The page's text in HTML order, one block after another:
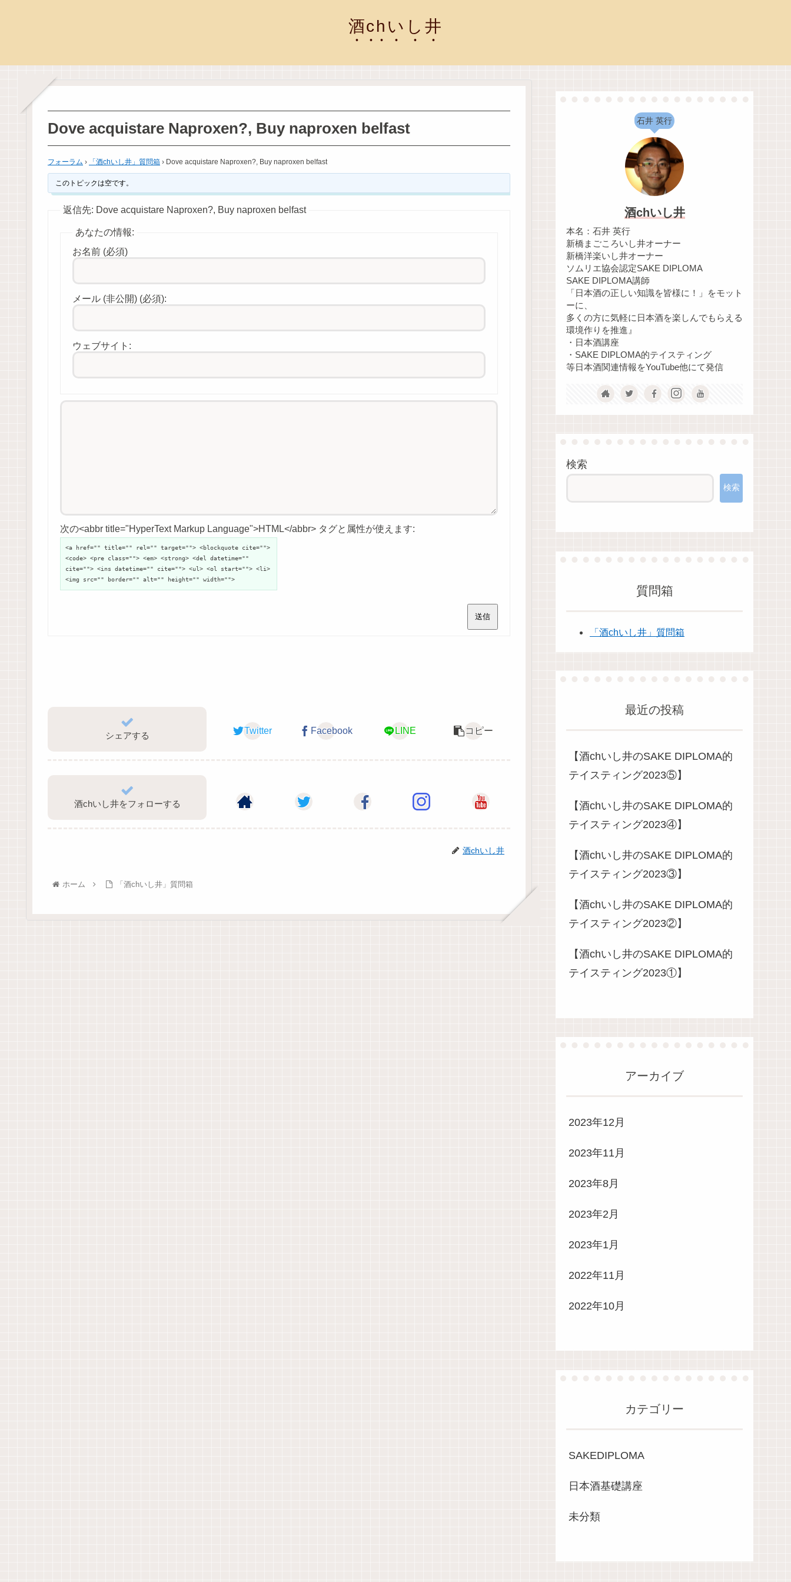
酒chいし井
Dove acquistare Naproxen?, Buy naproxen belfast
フォーラム › 「酒chいし井」質問箱 › Dove acquistare Naproxen?, Buy naproxen belfast
このトピックは空です。
返信先: Dove acquistare Naproxen?, Buy naproxen belfast
あなたの情報:
お名前 (必須)
メール (非公開) (必須):
ウェブサイト:
次の<abbr title="HyperText Markup Language">HTML</abbr> タグと属性が使えます:
<a href="" title="" rel="" target=""> <blockquote cite="">
<code> <pre class=""> <em> <strong> <del datetime=""
cite=""> <ins datetime="" cite=""> <ul> <ol start=""> <li>
<img src="" border="" alt="" height="" width="">
送信
シェアする Twitter Facebook LINE コピー
酒chいし井をフォローする
酒chいし井
ホーム 「酒chいし井」質問箱
石井 英行
酒chいし井
本名：石井 英行
新橋まごころいし井オーナー
新橋洋楽いし井オーナー
ソムリエ協会認定SAKE DIPLOMA
SAKE DIPLOMA講師
「日本酒の正しい知識を皆様に！」をモット
ーに、
多くの方に気軽に日本酒を楽しんでもらえる
環境作りを推進』
・日本酒講座
・SAKE DIPLOMA的テイスティング
等日本酒関連情報をYouTube他にて発信
検索
検索
質問箱
「酒chいし井」質問箱
最近の投稿
【酒chいし井のSAKE DIPLOMA的
テイスティング2023⑤】
【酒chいし井のSAKE DIPLOMA的
テイスティング2023④】
【酒chいし井のSAKE DIPLOMA的
テイスティング2023③】
【酒chいし井のSAKE DIPLOMA的
テイスティング2023②】
【酒chいし井のSAKE DIPLOMA的
テイスティング2023①】
アーカイブ
2023年12月
2023年11月
2023年8月
2023年2月
2023年1月
2022年11月
2022年10月
カテゴリー
SAKEDIPLOMA
日本酒基礎講座
未分類